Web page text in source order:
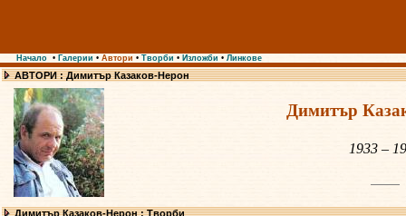
Начало • Галерии • Автори • Творби • Изложби • Линкове
АВТОРИ : Димитър Казаков-Нерон
Димитър
1933 –
Димитър Казаков-Нерон : Творби